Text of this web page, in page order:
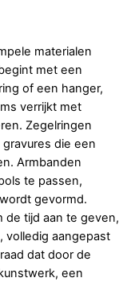
materialen
met een
of een hanger,
verrijkt met
Zegelringen
die een
Armbanden
te passen,
gevormd.
de tijd aan te geven,
volledig aangepast
dat door de
een